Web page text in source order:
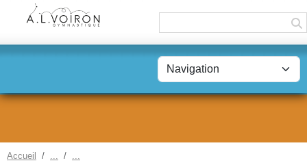
Accueil
Panneau de gestion des cookies